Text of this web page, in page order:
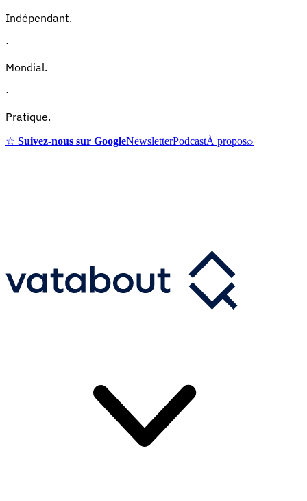
Indépendant.
·
Mondial.
·
Pratique.
☆ Suivez-nous sur GoogleNewsletterPodcastÀ propos⌕